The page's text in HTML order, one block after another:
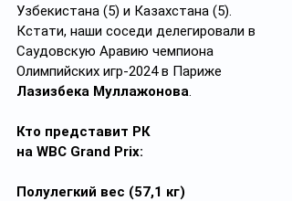
Узбекистана (5) и Казахстана (5).
Кстати, наши соседи делегировали в
Саудовскую Аравию чемпиона
Олимпийских игр-2024 в Париже
Лазизбека Муллажонова.
Кто представит РК
на WBC Grand Prix:
Полулегкий вес (57,1 кг)